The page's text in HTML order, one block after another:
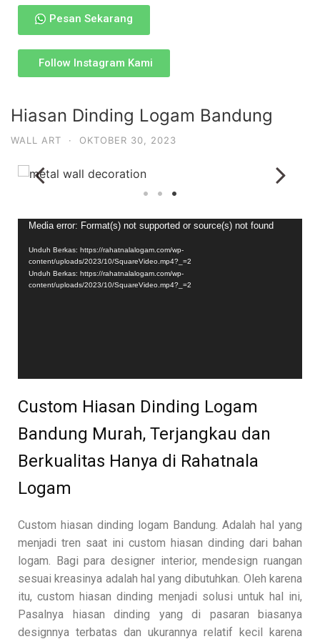
Pesan Sekarang
Follow Instagram Kami
Hiasan Dinding Logam Bandung
WALL ART · OKTOBER 30, 2023
Pemutar
Video
Media error: Format(s) not supported or source(s) not found
Unduh Berkas: https://rahatnalalogam.com/wp-
content/uploads/2023/10/SquareVideo.mp4?_=2
Unduh Berkas: https://rahatnalalogam.com/wp-
content/uploads/2023/10/SquareVideo.mp4?_=2
Custom Hiasan Dinding Logam
Bandung Murah, Terjangkau dan
Berkualitas Hanya di Rahatnala
Logam
Custom hiasan dinding logam Bandung. Adalah hal yang
menjadi tren saat ini custom hiasan dinding dari bahan
logam. Bagi para designer interior, mendesign ruangan
sesuai kreasinya adalah hal yang dibutuhkan. Oleh karena
itu, custom hiasan dinding menjadi solusi untuk hal ini,
Pasalnya hiasan dinding yang di pasaran biasanya
designnya terbatas dan ukurannya relatif kecil karena